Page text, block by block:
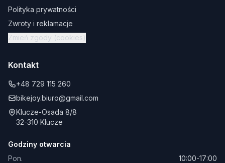
Polityka prywatności
Zwroty i reklamacje
Zmień zgody (cookies)
Kontakt
+48 729 115 260
bikejoy.biuro@gmail.com
Klucze-Osada 8/8
32-310 Klucze
Godziny otwarcia
Pon.
10:00-17:00